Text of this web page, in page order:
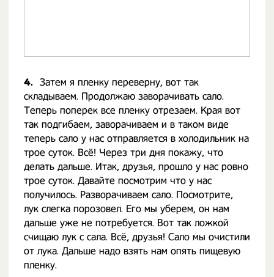
4. Затем я пленку переверну, вот так
складываем. Продолжаю заворачивать сало.
Теперь поперек все пленку отрезаем. Края вот
так подгибаем, заворачиваем и в таком виде
теперь сало у нас отправляется в холодильник на
трое суток. Всё! Через три дня покажу, что
делать дальше. Итак, друзья, прошло у нас ровно
трое суток. Давайте посмотрим что у нас
получилось. Разворачиваем сало. Посмотрите,
лук слегка порозовел. Его мы уберем, он нам
дальше уже не потребуется. Вот так ложкой
счищаю лук с сала. Всё, друзья! Сало мы очистили
от лука. Дальше надо взять нам опять пищевую
пленку.